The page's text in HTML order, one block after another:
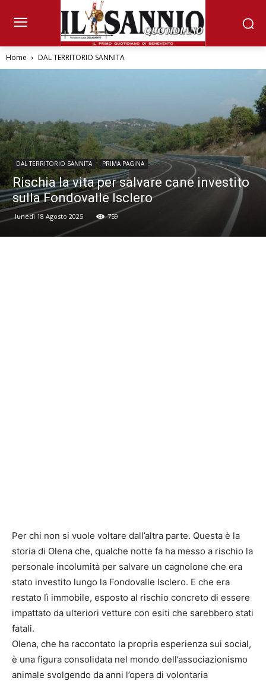
Home DAL TERRITORIO SANNITA
DAL TERRITORIO SANNITA PRIMA PAGINA
Rischia la vita per salvare cane investito
sulla Fondovalle Isclero
lunedì 18 Agosto 2025 759
Per chi non si vuole voltare dall’altra parte. Questa è la
storia di Olena che, qualche notte fa ha messo a rischio la
personale incolumità per salvare un cagnolone che era
stato investito lungo la Fondovalle Isclero. E che era
restato lì immobile, esposto al rischio concreto di essere
impattato da ulteriori vetture con esiti che sarebbero stati
fatali.
Olena, che ha raccontato la propria esperienza sui social,
è una figura consolidata nel mondo dell’associazionismo
animale svolgendo da anni l’opera di volontaria